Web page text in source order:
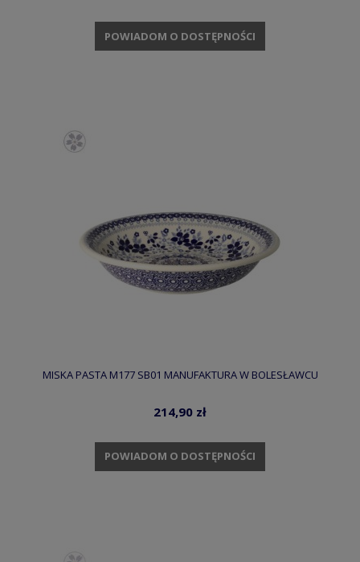
POWIADOM O DOSTĘPNOŚCI
MISKA PASTA M177 SB01 MANUFAKTURA W BOLESŁAWCU
214,90 zł
POWIADOM O DOSTĘPNOŚCI